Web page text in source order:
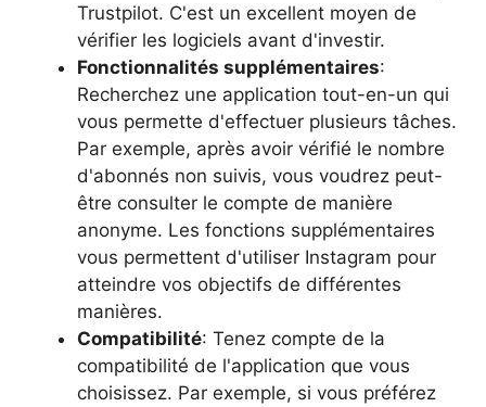
Trustpilot. C'est un excellent moyen de
vérifier les logiciels avant d'investir.
Fonctionnalités supplémentaires:
Recherchez une application tout-en-un qui
vous permette d'effectuer plusieurs tâches.
Par exemple, après avoir vérifié le nombre
d'abonnés non suivis, vous voudrez peut-
être consulter le compte de manière
anonyme. Les fonctions supplémentaires
vous permettent d'utiliser Instagram pour
atteindre vos objectifs de différentes
manières.
Compatibilité: Tenez compte de la
compatibilité de l'application que vous
choisissez. Par exemple, si vous préférez